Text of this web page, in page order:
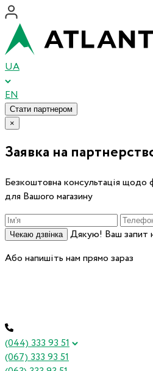
UA
EN
Стати партнером
×
Заявка на
Безкоштовна консультація щодо
для Вашого магазину
Чекаю дзвінка
Дякую! Ваш запит
Або напишіть нам прямо зараз
(044) 333 93 51
(067) 333 93 51